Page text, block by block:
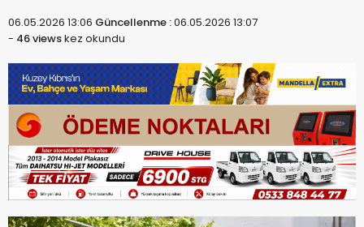
06.05.2026 13:06 Güncellenme :06.05.2026 13:07
- 46 viewskez okundu